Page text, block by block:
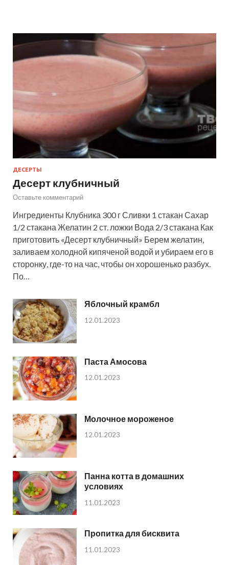
ДЕСЕРТЫ
Десерт клубничный
Оставьте комментарий
Ингредиенты Клубника 300 г Сливки 1 стакан Сахар
1/2 стакана Желатин 2 ст. ложки Вода 2/3 стакана Как
приготовить «Десерт клубничный» Берем желатин,
заливаем холодной кипяченой водой и убираем его в
сторонку, где-то на час, чтобы он хорошенько разбух.
По…
Яблочный крамбл
12.01.2023
Паста Амосова
12.01.2023
Молочное мороженое
12.01.2023
Панна котта в домашних
условиях
11.01.2023
Пропитка для бисквита
11.01.2023